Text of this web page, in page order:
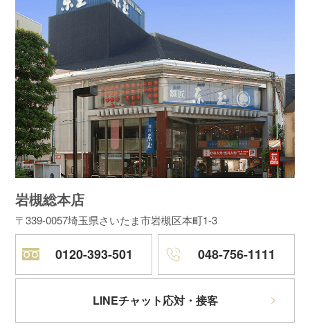
岩槻総本店
〒339-0057埼玉県さいたま市岩槻区本町1-3
0120-393-501 048-756-1111
LINEチャット応対・接客